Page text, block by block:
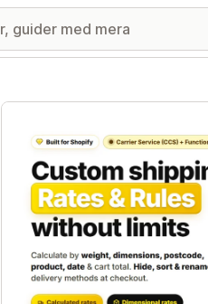
Galleri med utvalda bilder